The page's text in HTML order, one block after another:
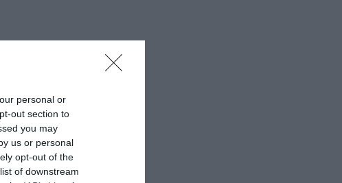
personal or
out section to
you may
us or personal
opt-out of the
of downstream